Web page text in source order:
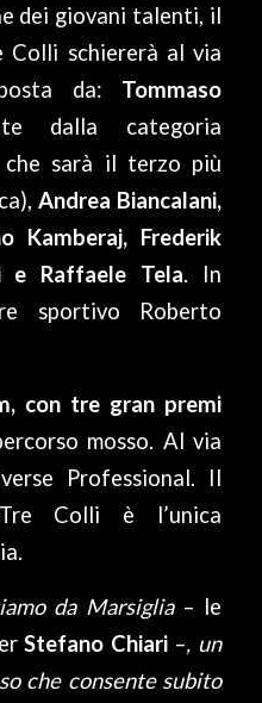
dei giovani talenti, il
Colli schiererà al via
da: Tommaso
dalla categoria
che sarà il terzo più
Andrea Biancalani,
Kamberaj, Frederik
e Raffaele Tela. In
sportivo Roberto
con tre gran premi
mosso. Al via
Professional. Il
Colli è l’unica
da Marsiglia – le
Stefano Chiari –, un
che consente subito